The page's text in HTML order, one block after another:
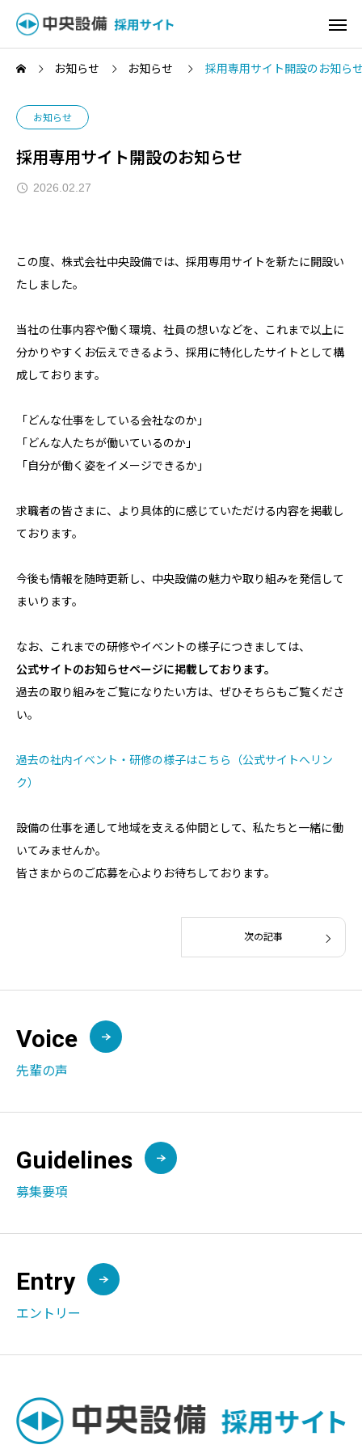
お知らせ お知らせ 採用専用サイト開設のお知ら
お知らせ
採用専用サイト開設のお知らせ
2026.02.27
この度、株式会社中央設備では、採用専用サイトを新たに開設い
たしました。
当社の仕事内容や働く環境、社員の想いなどを、これまで以上に
分かりやすくお伝えできるよう、採用に特化したサイトとして構
成しております。
「どんな仕事をしている会社なのか」
「どんな人たちが働いているのか」
「自分が働く姿をイメージできるか」
求職者の皆さまに、より具体的に感じていただける内容を掲載し
ております。
今後も情報を随時更新し、中央設備の魅力や取り組みを発信して
まいります。
なお、これまでの研修やイベントの様子につきましては、
公式サイトのお知らせページに掲載しております。
過去の取り組みをご覧になりたい方は、ぜひそちらもご覧くださ
い。
過去の社内イベント・研修の様子はこちら（公式サイトへリン
ク）
設備の仕事を通して地域を支える仲間として、私たちと一緒に働
いてみませんか。
皆さまからのご応募を心よりお待ちしております。
次の記事
Voice
先輩の声
Guidelines
募集要項
Entry
エントリー